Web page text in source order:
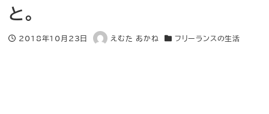
と。
投稿日
2018年10月23日
著
えむた あかね
カテゴリー
フリーランスの生活